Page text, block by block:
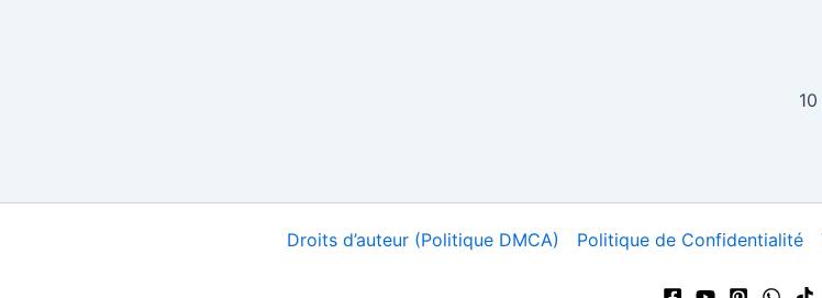
Droits d’auteur (Politique DMCA) Politique de Confidentialité